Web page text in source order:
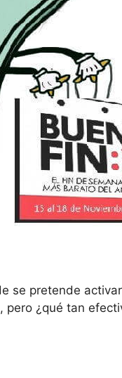
se pretende
¿qué tan